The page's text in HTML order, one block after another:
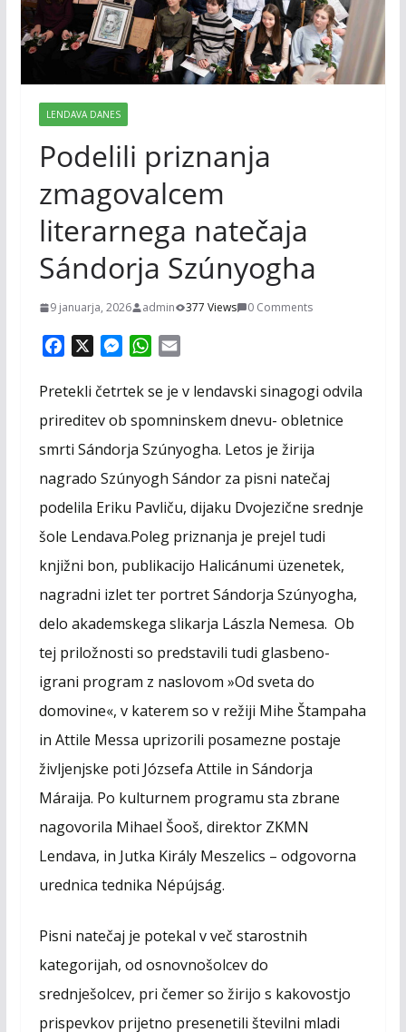
LENDAVA DANES
Podelili priznanja
zmagovalcem
literarnega natečaja
Sándorja Szúnyogha
9 januarja, 2026 admin 377 Views 0 Comments
c
o
o
k
M
s
n
g
W
a
A
p
a
i
Pretekli četrtek se je v lendavski sinagogi odvila
prireditev ob spomninskem dnevu- obletnice
smrti Sándorja Szúnyogha. Letos je žirija
nagrado Szúnyogh Sándor za pisni natečaj
podelila Eriku Pavliču, dijaku Dvojezične srednje
šole Lendava.Poleg priznanja je prejel tudi
knjižni bon, publikacijo Halicánumi üzenetek,
nagradni izlet ter portret Sándorja Szúnyogha,
delo akademskega slikarja Lászla Nemesa. Ob
tej priložnosti so predstavili tudi glasbeno-
igrani program z naslovom »Od sveta do
domovine«, v katerem so v režiji Mihe Štampaha
in Attile Messa uprizorili posamezne postaje
življenjske poti Józsefa Attile in Sándorja
Máraija. Po kulturnem programu sta zbrane
nagovorila Mihael Šooš, direktor ZKMN
Lendava, in Jutka Király Meszelics – odgovorna
urednica tednika Népújság.
Pisni natečaj je potekal v več starostnih
kategorijah, od osnovnošolcev do
srednješolcev, pri čemer so žirijo s kakovostjo
prispevkov prijetno presenetili številni mladi